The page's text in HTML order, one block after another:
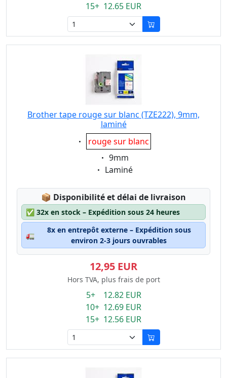
15+ 12.65 EUR
Brother tape rouge sur blanc (TZE222), 9mm,
laminé
Eigenschaft:
rouge sur blanc
Eigenschaft:
9mm
Eigenschaft:
Laminé
📦 Lagerstatus:
Disponibilité et délai de livraison
✅ 32x en stock – Expédition sous 24 heures
🚛
8x en entrepôt externe – Expédition sous
environ 2-3 jours ouvrables
12,95 EUR
Hors TVA, plus frais de port
5+ 12.82 EUR
10+ 12.69 EUR
15+ 12.56 EUR